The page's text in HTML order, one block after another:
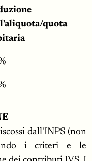
quota
dall'INPS (non
i criteri e le